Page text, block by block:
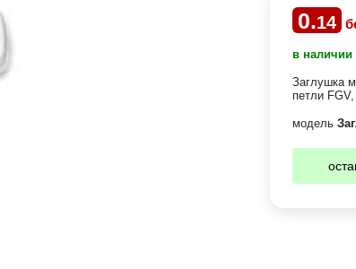
0.14
в наличии
Заглушка
петли
модель